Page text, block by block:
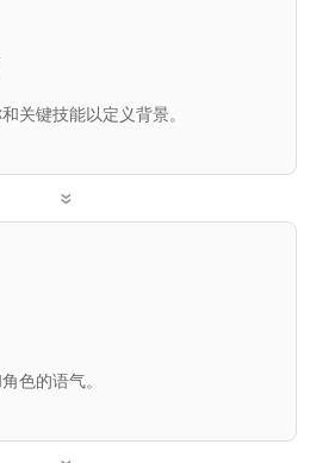
关键技能以定义背景。
»
色的语气。